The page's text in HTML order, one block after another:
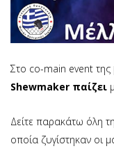
Στο co-main event της
Shewmaker παίζει
Δείτε παρακάτω όλη
οποία ζυγίστηκαν οι